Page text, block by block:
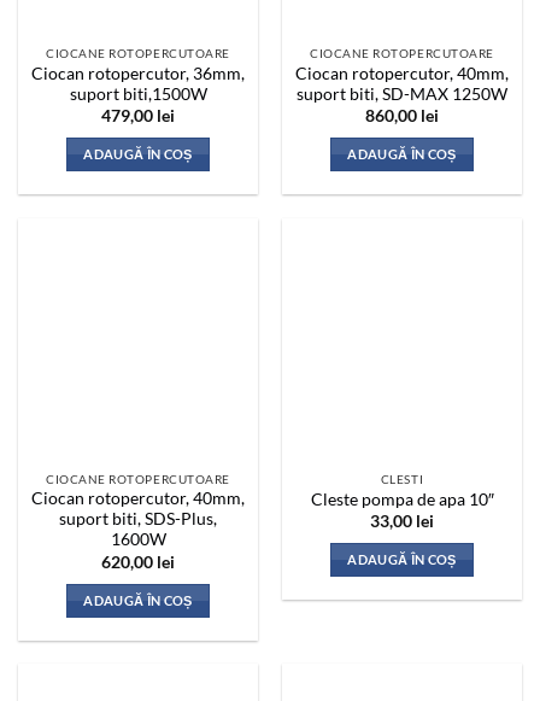
CIOCANE ROTOPERCUTOARE
Ciocan rotopercutor, 36mm,
suport biti,1500W
479,00 lei
ADAUGĂ ÎN COȘ
CIOCANE ROTOPERCUTOARE
Ciocan rotopercutor, 40mm,
suport biti, SD-MAX 1250W
860,00 lei
ADAUGĂ ÎN COȘ
CIOCANE ROTOPERCUTOARE
Ciocan rotopercutor, 40mm,
suport biti, SDS-Plus,
1600W
620,00 lei
ADAUGĂ ÎN COȘ
CLESTI
Cleste pompa de apa 10″
33,00 lei
ADAUGĂ ÎN COȘ